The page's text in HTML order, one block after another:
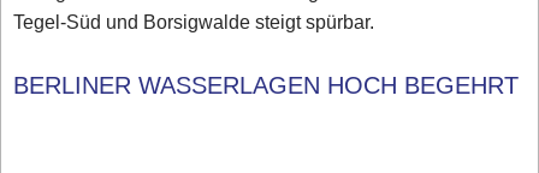
Tegel-Süd und Borsigwalde steigt spürbar.
BERLINER WASSERLAGEN HOCH BEGEHRT